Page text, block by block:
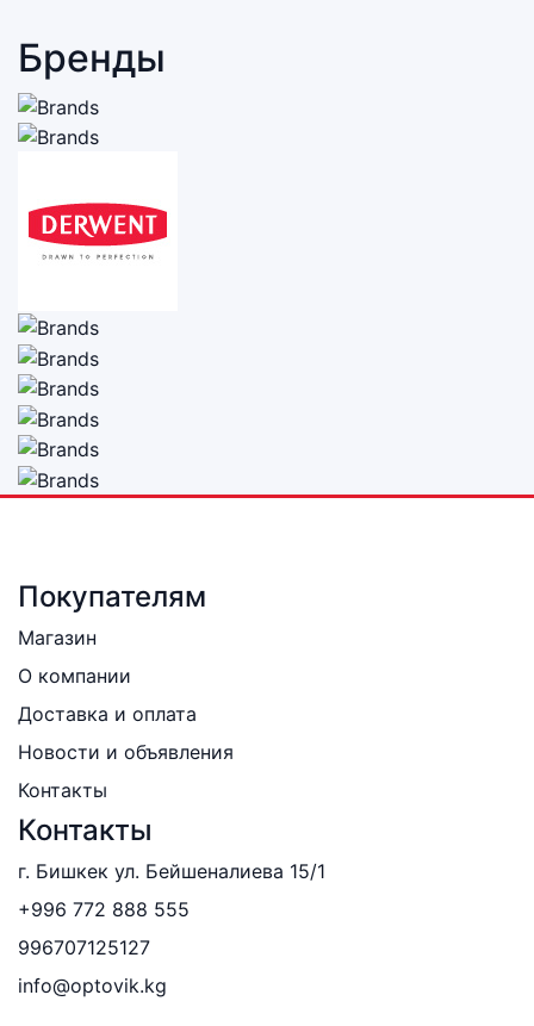
Бренды
Покупателям
Магазин
О компании
Доставка и оплата
Новости и объявления
Контакты
Контакты
г. Бишкек ул. Бейшеналиева 15/1
+996 772 888 555
996707125127
info@optovik.kg